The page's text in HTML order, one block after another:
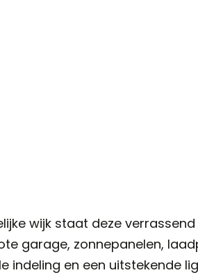
wijk staat deze
garage, zonnepanelen,
indeling en een uitstekende